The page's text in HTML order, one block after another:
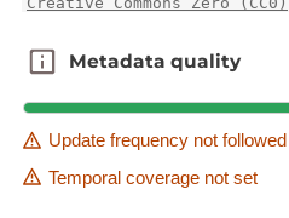
Metadata quality
Metadata quality
Update frequency not followed
Temporal coverage not set